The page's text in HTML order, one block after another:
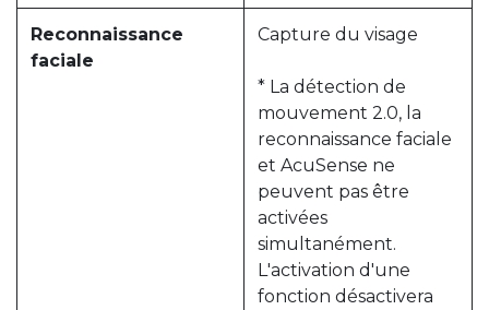
Reconnaissance
faciale
Capture du visage
* La détection de
mouvement 2.0, la
reconnaissance faciale
et AcuSense ne
peuvent pas être
activées
simultanément.
L'activation d'une
fonction désactivera